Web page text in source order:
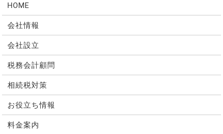
HOME
会社情報
会社設立
税務会計顧問
相続税対策
お役立ち情報
料金案内